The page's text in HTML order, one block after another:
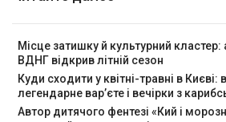
Місце затишку й культурний кластер:
ВДНГ відкрив літній сезон
Куди сходити у квітні-травні в
легендарне вар’єте і вечірки з
Автор дитячого фентезі «Кий і